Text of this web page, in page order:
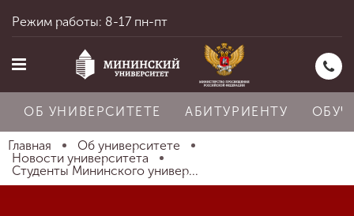
Главная
Режим работы: 8-17 пн-пт
ОБ УНИВЕРСИТЕТЕ АБИТУРИЕНТУ
Главная
Об университете
Новости университета
Студенты Мининского универ...